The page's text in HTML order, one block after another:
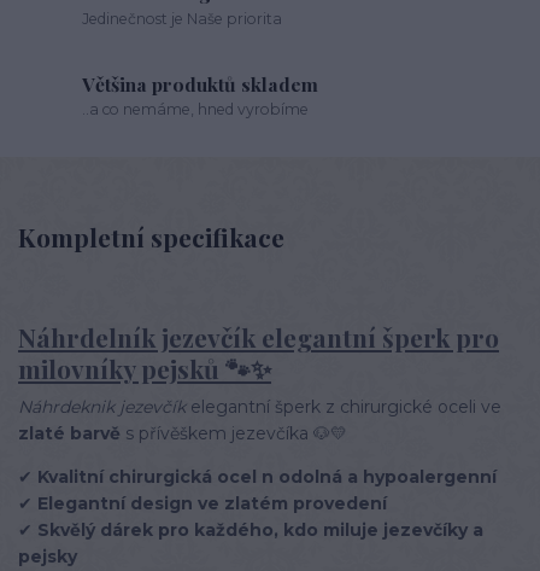
Jedinečnost je Naše priorita
Většina produktů skladem
..a co nemáme, hned vyrobíme
Kompletní specifikace
Náhrdelník jezevčík elegantní šperk pro
milovníky pejsků 🐾✨
Náhrdeknik jezevčíkelegantní šperk z chirurgické oceli ve
zlaté barvě s přívěškem jezevčíka 🐶💛
✔ Kvalitní chirurgická ocel n odolná a hypoalergenní
✔ Elegantní design ve zlatém provedení
✔ Skvělý dárek pro každého, kdo miluje jezevčíky a
pejsky